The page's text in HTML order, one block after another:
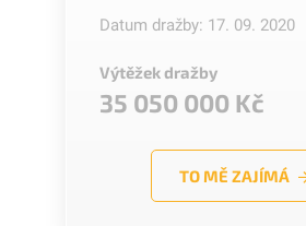
Datum dražby: 17. 09. 2020
Výtěžek dražby
35 050 000 Kč
TO MĚ ZAJÍMÁ